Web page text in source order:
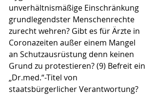
unverhältnismäßige Einschränkung
grundlegendster Menschenrechte
zurecht wehren? Gibt es für Ärzte in
Coronazeiten außer einem Mangel
an Schutzausrüstung denn keinen
Grund zu protestieren? (9) Befreit ein
„Dr.med.“-Titel von
staatsbürgerlicher Verantwortung?